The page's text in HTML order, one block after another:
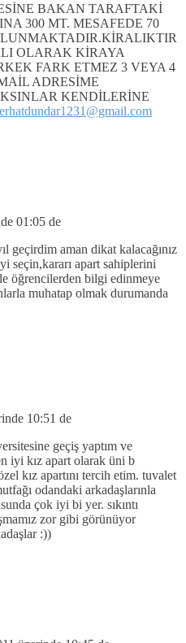
BAKAN TARAFTAKİ
300 MT. MESAFEDE 70
OLARAK KİRAYA
FARK ETMEZ 3 VEYA 4
ADRESİME
KENDİLERİNE
01:05 de
geçirdim aman dikat kalacağınız
seçin,kararı apart sahiplerini
öğrencilerden bilgi edinmeye
muhatap olmak durumanda
10:51 de
geçiş yaptım ve
iyi kız apart olarak üni b
kız apartını tercih etim. tuvalet
odandaki arkadaşlarınla
çok iyi bi yer. sıkıntı
zor gibi görünüyor
:))